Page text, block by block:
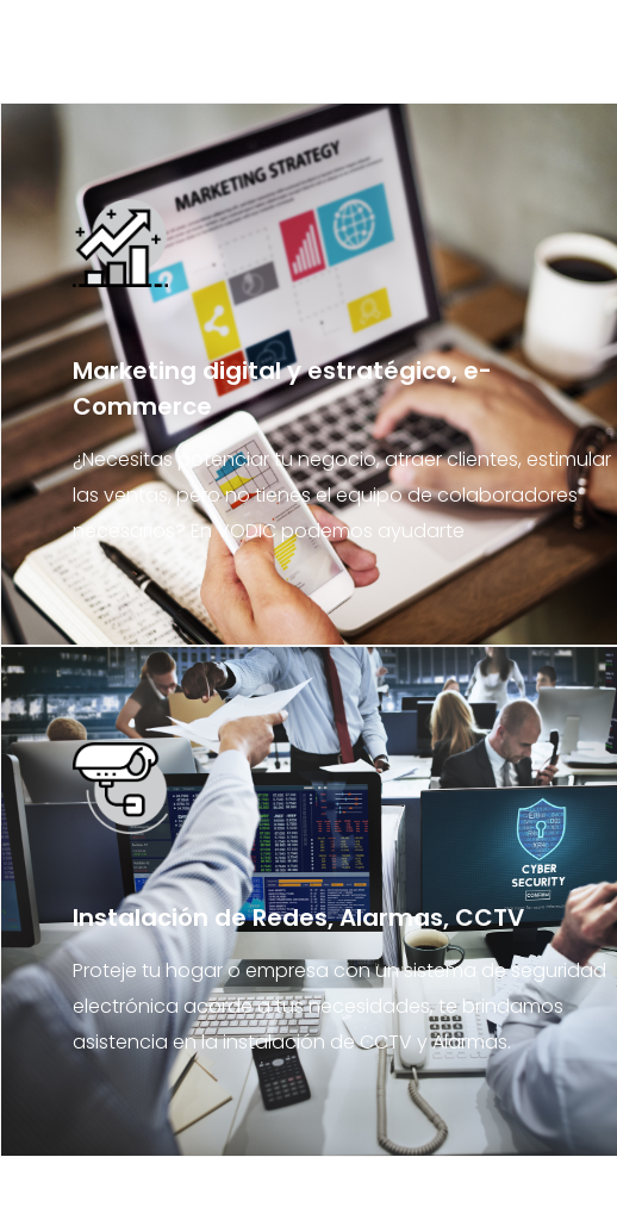
Marketing digital y estratégico, e-
Commerce
¿Necesitas potenciar tu negocio, atraer clientes, estimular
las ventas, pero no tienes el equipo de colaboradores
necesarios? En VODIC podemos ayudarte
Instalación de Redes, Alarmas, CCTV
Proteje tu hogar o empresa con un sistema de seguridad
electrónica acorde a tus necesidades, te brindamos
asistencia en la instalación de CCTV y Alarmas.